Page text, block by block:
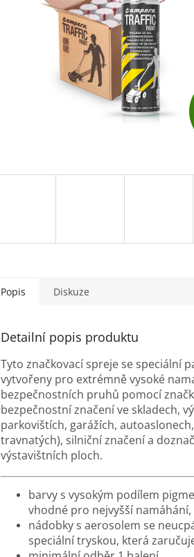
Popis Diskuze
Detailní popis produktu
Tyto značkovací spreje se speciální
vytvořeny pro extrémně vysoké
bezpečnostních pruhů pomocí
bezpečnostní značení ve skladech,
parkovištích, garážích,
travnatých), silniční značení a
výstavištních ploch.
barvy s vysokým podílem
vhodné pro nejvyšší
nádobky s aerosolem se
speciální tryskou, která